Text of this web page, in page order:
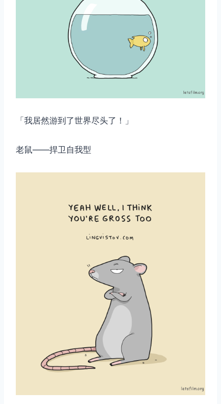
「我居然游到了世界尽头了！」
老鼠——捍卫自我型